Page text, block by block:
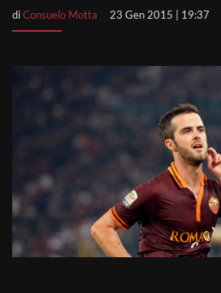
diConsuelo Motta 23 Gen 2015 | 19:37